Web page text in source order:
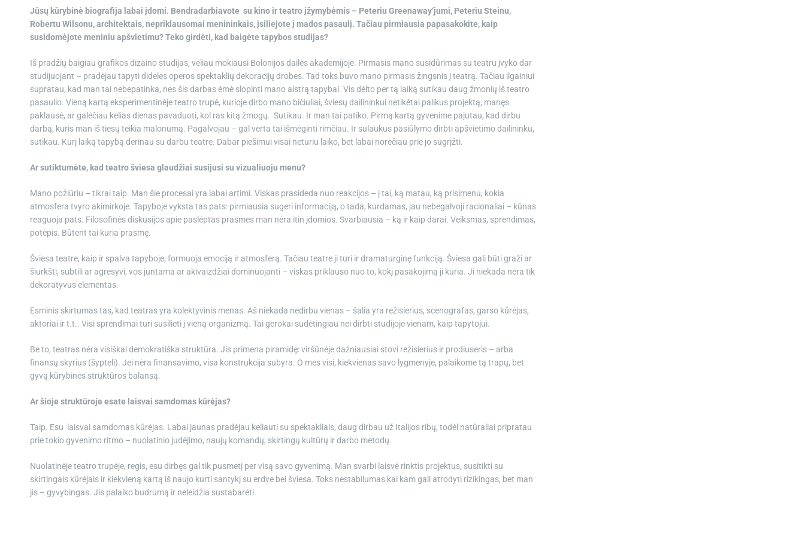
Jūsų kūrybinė biografija labai įdomi. Bendradarbiavote su kino ir teatro įžymybėmis – Peteriu Greenaway‘jumi, Peteriu Steinu,
Robertu Wilsonu, architektais, nepriklausomai menininkais, įsiliejote į mados pasaulį. Tačiau pirmiausia papasakokite, kaip
susidomėjote meniniu apšvietimu? Teko girdėti, kad baigėte tapybos studijas?
Iš pradžių baigiau grafikos dizaino studijas, vėliau mokiausi Bolonijos dailės akademijoje. Pirmasis mano susidūrimas su teatru įvyko dar
studijuojant – pradėjau tapyti dideles operos spektaklių dekoracijų drobes. Tad toks buvo mano pirmasis žingsnis į teatrą. Tačiau ilgainiui
supratau, kad man tai nebepatinka, nes šis darbas ėmė slopinti mano aistrą tapybai. Vis dėlto per tą laiką sutikau daug žmonių iš teatro
pasaulio. Vieną kartą eksperimentinėje teatro trupė, kurioje dirbo mano bičiuliai, šviesų dailininkui netikėtai palikus projektą, manęs
paklausė, ar galėčiau kelias dienas pavaduoti, kol ras kitą žmogų. Sutikau. Ir man tai patiko. Pirmą kartą gyvenime pajutau, kad dirbu
darbą, kuris man iš tiesų teikia malonumą. Pagalvojau – gal verta tai išmėginti rimčiau. Ir sulaukus pasiūlymo dirbti apšvietimo dailininku,
sutikau. Kurį laiką tapybą derinau su darbu teatre. Dabar piešimui visai neturiu laiko, bet labai norėčiau prie jo sugrįžti.
Ar sutiktumėte, kad teatro šviesa glaudžiai susijusi su vizualiuoju menu?
Mano požiūriu – tikrai taip. Man šie procesai yra labai artimi. Viskas prasideda nuo reakcijos – į tai, ką matau, ką prisimenu, kokia
atmosfera tvyro akimirkoje. Tapyboje vyksta tas pats: pirmiausia sugeri informaciją, o tada, kurdamas, jau nebegalvoji racionaliai – kūnas
reaguoja pats. Filosofinės diskusijos apie paslėptas prasmes man nėra itin įdomios. Svarbiausia – ką ir kaip darai. Veiksmas, sprendimas,
potėpis. Būtent tai kuria prasmę.
Šviesa teatre, kaip ir spalva tapyboje, formuoja emociją ir atmosferą. Tačiau teatre ji turi ir dramaturginę funkciją. Šviesa gali būti graži ar
šiurkšti, subtili ar agresyvi, vos juntama ar akivaizdžiai dominuojanti – viskas priklauso nuo to, kokį pasakojimą ji kuria. Ji niekada nėra tik
dekoratyvus elementas.
Esminis skirtumas tas, kad teatras yra kolektyvinis menas. Aš niekada nedirbu vienas – šalia yra režisierius, scenografas, garso kūrėjas,
aktoriai ir t.t.. Visi sprendimai turi susilieti į vieną organizmą. Tai gerokai sudėtingiau nei dirbti studijoje vienam, kaip tapytojui.
Be to, teatras nėra visiškai demokratiška struktūra. Jis primena piramidę: viršūnėje dažniausiai stovi režisierius ir prodiuseris – arba
finansų skyrius (šypteli). Jei nėra finansavimo, visa konstrukcija subyra. O mes visi, kiekvienas savo lygmenyje, palaikome tą trapų, bet
gyvą kūrybinės struktūros balansą.
Ar šioje struktūroje esate laisvai samdomas kūrėjas?
Taip. Esu laisvai samdomas kūrėjas. Labai jaunas pradėjau keliauti su spektakliais, daug dirbau už Italijos ribų, todėl natūraliai pripratau
prie tokio gyvenimo ritmo – nuolatinio judėjimo, naujų komandų, skirtingų kultūrų ir darbo metodų.
Nuolatinėje teatro trupėje, regis, esu dirbęs gal tik pusmetį per visą savo gyvenimą. Man svarbi laisvė rinktis projektus, susitikti su
skirtingais kūrėjais ir kiekvieną kartą iš naujo kurti santykį su erdve bei šviesa. Toks nestabilumas kai kam gali atrodyti rizikingas, bet man
jis – gyvybingas. Jis palaiko budrumą ir neleidžia sustabarėti.